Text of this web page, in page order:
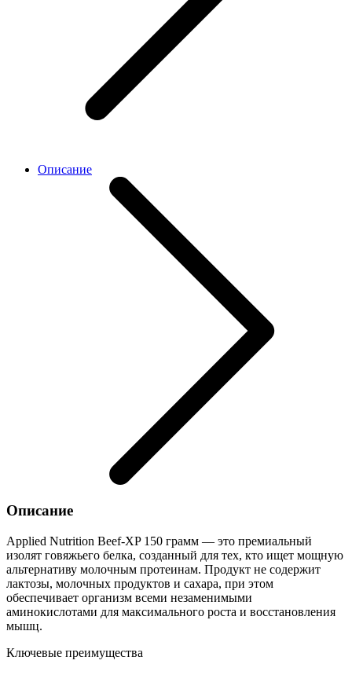
Описание
Описание
Applied Nutrition Beef-XP 150 грамм — это премиальный
изолят говяжьего белка, созданный для тех, кто ищет мощную
альтернативу молочным протеинам. Продукт не содержит
лактозы, молочных продуктов и сахара, при этом
обеспечивает организм всеми незаменимыми
аминокислотами для максимального роста и восстановления
мышц.
Ключевые преимущества